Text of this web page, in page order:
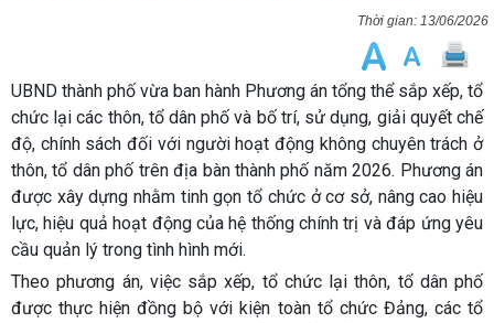
13/06/2026
UBND thành phố vừa ban hành Phương án tổng thể sắp xếp, tổ
chức lại các thôn, tổ dân phố và bố trí, sử dụng, giải quyết chế
độ, chính sách đối với người hoạt động không chuyên trách ở
thôn, tổ dân phố trên địa bàn thành phố năm 2026. Phương án
được xây dựng nhằm tinh gọn tổ chức ở cơ sở, nâng cao hiệu
lực, hiệu quả hoạt động của hệ thống chính trị và đáp ứng yêu
cầu quản lý trong tình hình mới.
Theo phương án, việc sắp xếp, tổ chức lại thôn, tổ dân phố
được thực hiện đồng bộ với kiện toàn tổ chức Đảng, các tổ